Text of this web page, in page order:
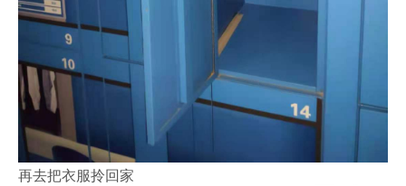
再去把衣服拎回家